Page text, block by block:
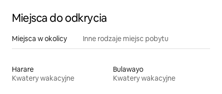
Miejsca do odkrycia
Miejsca w okolicy Inne rodzaje miejsc pobytu
Harare
Kwatery wakacyjne
Bulawayo
Kwatery wakacyjne